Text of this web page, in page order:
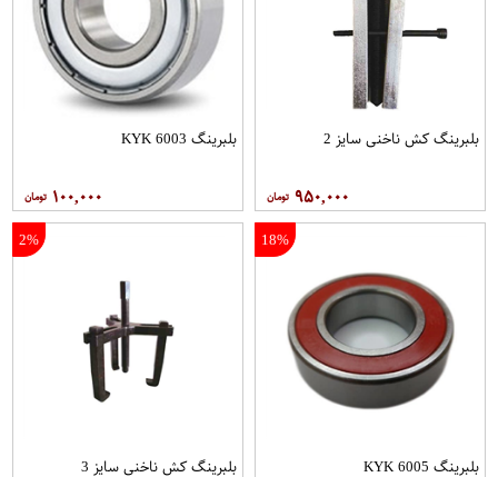
بلبرینگ کش ناخنی سایز 2
۹۵۰,۰۰۰
بلبرینگ 6003 KYK
۱۰۰,۰۰۰
18%
بلبرینگ 6005 KYK
2%
بلبرینگ کش ناخنی سایز 3